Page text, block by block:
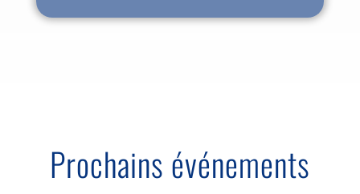
Prochains événements